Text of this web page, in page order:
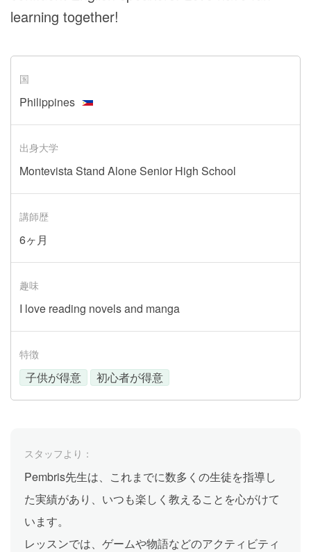
learning together!
国
Philippines
出身大学
Montevista Stand Alone Senior High School
講師歴
6ヶ月
趣味
I love reading novels and manga
特徴
子供が得意 初心者が得意
スタッフより：
Pembris先生は、これまでに数多くの生徒を指導し
た実績があり、いつも楽しく教えることを心がけて
います。
レッスンでは、ゲームや物語などのアクティビティ